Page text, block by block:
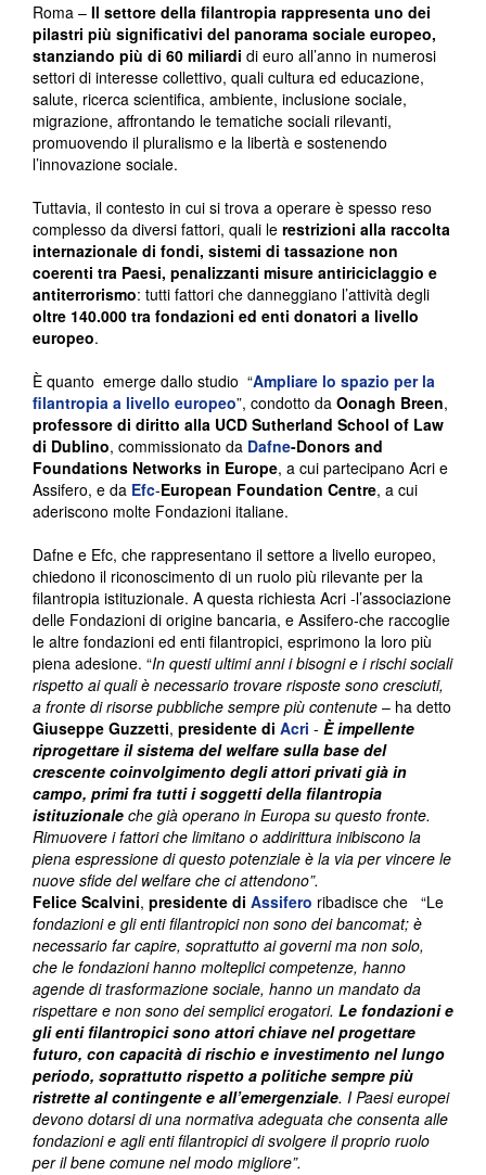
Roma – Il settore della filantropia rappresenta uno dei
pilastri più significativi del panorama sociale europeo,
stanziando più di 60 miliardi di euro all’anno in numerosi
settori di interesse collettivo, quali cultura ed educazione,
salute, ricerca scientifica, ambiente, inclusione sociale,
migrazione, affrontando le tematiche sociali rilevanti,
promuovendo il pluralismo e la libertà e sostenendo
l’innovazione sociale.
Tuttavia, il contesto in cui si trova a operare è spesso reso
complesso da diversi fattori, quali le restrizioni alla raccolta
internazionale di fondi, sistemi di tassazione non
coerenti tra Paesi, penalizzanti misure antiriciclaggio e
antiterrorismo: tutti fattori che danneggiano l’attività degli
oltre 140.000 tra fondazioni ed enti donatori a livello
europeo.
È quanto emerge dallo studio “Ampliare lo spazio per la
filantropia a livello europeo”, condotto da Oonagh Breen,
professore di diritto alla UCD Sutherland School of Law
di Dublino, commissionato da Dafne-Donors and
Foundations Networks in Europe, a cui partecipano Acri e
Assifero, e da Efc-European Foundation Centre, a cui
aderiscono molte Fondazioni italiane.
Dafne e Efc, che rappresentano il settore a livello europeo,
chiedono il riconoscimento di un ruolo più rilevante per la
filantropia istituzionale. A questa richiesta Acri -l’associazione
delle Fondazioni di origine bancaria, e Assifero-che raccoglie
le altre fondazioni ed enti filantropici, esprimono la loro più
piena adesione. “In questi ultimi anni i bisogni e i rischi sociali
rispetto ai quali è necessario trovare risposte sono cresciuti,
a fronte di risorse pubbliche sempre più contenute – ha detto
Giuseppe Guzzetti, presidente di Acri - È impellente
riprogettare il sistema del welfare sulla base del
crescente coinvolgimento degli attori privati già in
campo, primi fra tutti i soggetti della filantropia
istituzionale che già operano in Europa su questo fronte.
Rimuovere i fattori che limitano o addirittura inibiscono la
piena espressione di questo potenziale è la via per vincere le
nuove sfide del welfare che ci attendono”.
Felice Scalvini, presidente di Assifero ribadisce che “Le
fondazioni e gli enti filantropici non sono dei bancomat; è
necessario far capire, soprattutto ai governi ma non solo,
che le fondazioni hanno molteplici competenze, hanno
agende di trasformazione sociale, hanno un mandato da
rispettare e non sono dei semplici erogatori. Le fondazioni e
gli enti filantropici sono attori chiave nel progettare
futuro, con capacità di rischio e investimento nel lungo
periodo, soprattutto rispetto a politiche sempre più
ristrette al contingente e all’emergenziale. I Paesi europei
devono dotarsi di una normativa adeguata che consenta alle
fondazioni e agli enti filantropici di svolgere il proprio ruolo
per il bene comune nel modo migliore”.